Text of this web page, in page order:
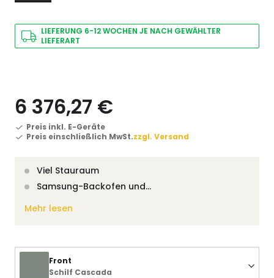
LIEFERUNG 6-12 WOCHEN JE NACH GEWÄHLTER
LIEFERART
6 376,27 €
Preis inkl. E-Geräte
Preis einschließlich MwSt.zzgl. Versand
Viel Stauraum
Samsung-Backofen und…
Mehr lesen
Front
Schilf Cascada